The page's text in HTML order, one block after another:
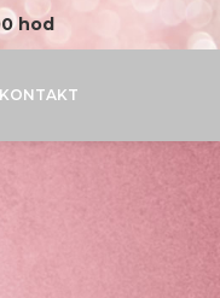
hod
KONTAKT